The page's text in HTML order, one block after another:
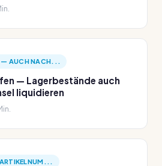
— AUCH NACH...
— Lagerbestände auch
liquidieren
ARTIKELNUM...